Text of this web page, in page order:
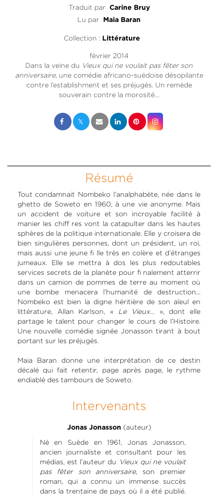
Traduit par Carine Bruy
Lu par Maia Baran
Collection : Littérature
février 2014
Dans la veine du Vieux qui ne voulait pas fêter son
anniversaire, une comédie africano-suédoise désopilante
contre l’establishment et ses préjugés. Un remède
souverain contre la morosité…
Résumé
Tout condamnait Nombeko l’analphabète, née dans le
ghetto de Soweto en 1960, à une vie anonyme. Mais
un accident de voiture et son incroyable facilité à
manier les chiff res vont la catapulter dans les hautes
sphères de la politique internationale. Elle y croisera de
bien singulières personnes, dont un président, un roi,
mais aussi une jeune fi lle très en colère et d’étranges
jumeaux. Elle se mettra à dos les plus redoutables
services secrets de la planète pour fi nalement atterrir
dans un camion de pommes de terre au moment où
une bombe menacera l’humanité de destruction...
Nombeko est bien la digne héritière de son aïeul en
littérature, Allan Karlson, « Le Vieux… », dont elle
partage le talent pour changer le cours de l’Histoire.
Une nouvelle comédie signée Jonasson tirant à bout
portant sur les préjugés.
Maia Baran donne une interprétation de ce destin
décalé qui fait retentir, page après page, le rythme
endiablé des tambours de Soweto.
Intervenants
Jonas Jonasson (auteur)
Né en Suède en 1961, Jonas Jonasson,
ancien journaliste et consultant pour les
médias, est l’auteur du
Vieux qui ne voulait
pas fêter son anniversaire, son premier
roman, qui a connu un immense succès
dans la trentaine de pays où il a été publié.